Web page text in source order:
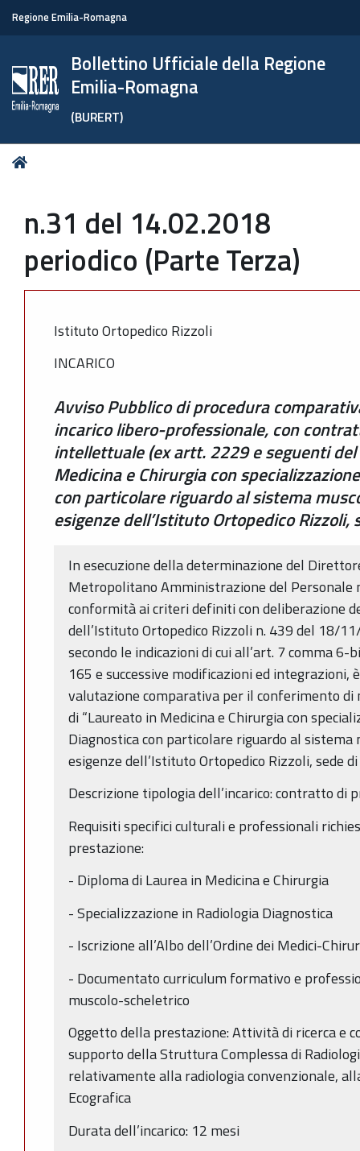
Regione Emilia-Romagna
Bollettino Ufficiale della Regione
Emilia-Romagna
(BURERT)
Tu
n.31 del 14.02.2018
periodico (Parte Terza)
Istituto Ortopedico Rizzoli
INCARICO
Avviso Pubblico di procedura
incarico libero-professionale, con
intellettuale (ex artt. 2229 e seguenti del
Medicina e Chirurgia con
con particolare riguardo al sistema
esigenze dell’Istituto Ortopedico Rizzoli,
In esecuzione della determinazione del
Metropolitano Amministrazione del Personale
conformità ai criteri definiti con deliberazione
dell’Istituto Ortopedico Rizzoli n. 439 del 18/
secondo le indicazioni di cui all’art. 7 comma 6-
165 e successive modificazioni ed integrazioni,
valutazione comparativa per il conferimento di
di “Laureato in Medicina e Chirurgia con
Diagnostica con particolare riguardo al sistema
esigenze dell’Istituto Ortopedico Rizzoli, sede
Descrizione tipologia dell’incarico: contratto di
Requisiti specifici culturali e professionali
prestazione:
- Diploma di Laurea in Medicina e Chirurgia
- Specializzazione in Radiologia Diagnostica
- Iscrizione all’Albo dell’Ordine dei Medici-
- Documentato curriculum formativo e
muscolo-scheletrico
Oggetto della prestazione: Attività di ricerca e
supporto della Struttura Complessa di
relativamente alla radiologia convenzionale,
Ecografica
Durata dell’incarico: 12 mesi